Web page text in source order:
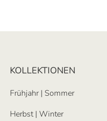
KOLLEKTIONEN
Frühjahr | Sommer
Herbst | Winter